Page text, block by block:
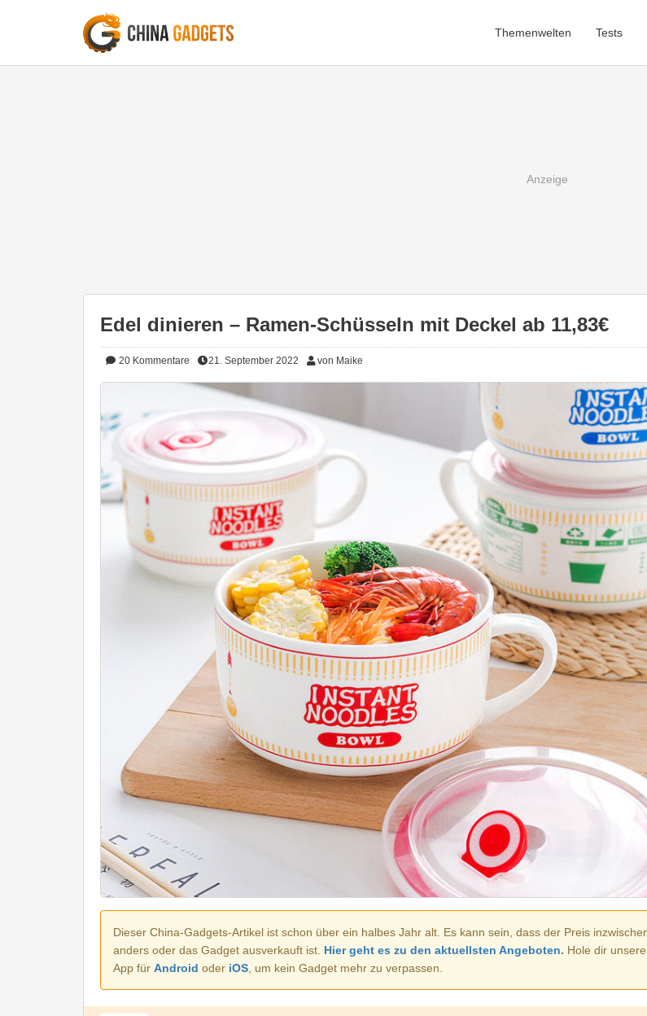
Themenwelten Tests
Edel dinieren – Ramen-Schüsseln mit Deckel ab 11,83€
20 Kommentare 21. September 2022 von Maike
Dieser China-Gadgets-Artikel ist schon über ein halbes Jahr alt. Es kann sein, dass der Preis
anders oder das Gadget ausverkauft ist. Hier geht es zu den aktuellsten Angeboten. Hole dir unsere
App für Android oder iOS , um kein Gadget mehr zu verpassen.